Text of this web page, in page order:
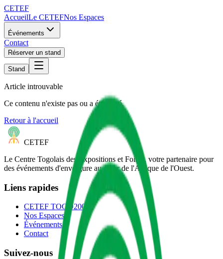
CETEF
AccueilLe CETEFNos Espaces
Événements
Contact
Réserver un stand
Stand
Article introuvable
Ce contenu n'existe pas ou a été retiré.
Retour à l'accueil
CETEF
Le Centre Togolais des Expositions et Foires, votre partenaire pour
des événements d'envergure au cœur de l'Afrique de l'Ouest.
Liens rapides
CETEF TOGO2000
Nos Espaces
Événements
Contact
Suivez-nous